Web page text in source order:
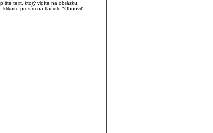
text, ktorý vidíte na obrázku.
prosím na tlačidlo "Obnoviť